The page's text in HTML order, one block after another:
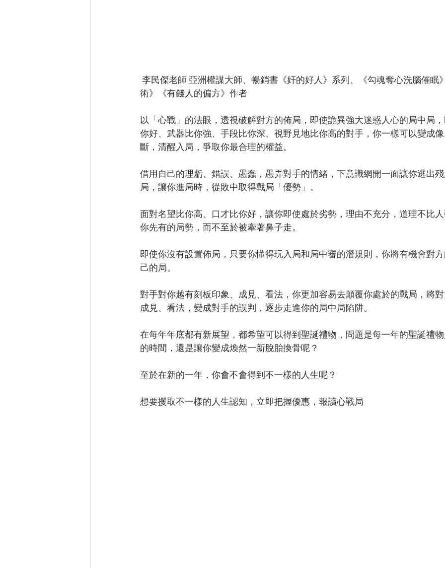
術》《有錢人的偏方》作者
以「心戰」的法眼，透視破解對方的佈局，即使詭異強大迷惑人心的局中局
你好、武器比你強、手段比你深、視野見地比你高的對手，你一樣可以變成
斷，清醒入局，爭取你最合理的權益。
借用自己的理虧、錯誤、愚蠢，愚弄對手的情緒，下意識網開一面讓你逃出
局，讓你進局時，從敗中取得戰局「優勢」。
面對名望比你高、口才比你好，讓你即使處於劣勢，理由不充分，道理不比
你先有的局勢，而不至於被牽著鼻子走。
即使你沒有設置佈局，只要你懂得玩入局和局中審的潛規則，你將有機會對
己的局。
對手對你越有刻板印象、成見、看法，你更加容易去顛覆你處於的戰局，將
成見、看法，變成對手的誤判，逐步走進你的局中局陷阱。
在每年年底都有新展望，都希望可以得到聖誕禮物，問題是每一年的聖誕禮
的時間，還是讓你變成煥然一新脫胎換骨呢？
至於在新的一年，你會不會得到不一樣的人生呢？
想要攫取不一樣的人生認知，立即把握優惠，報讀心戰局